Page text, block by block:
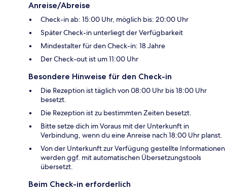
Anreise/Abreise
Check-in ab: 15:00 Uhr, möglich bis: 20:00 Uhr
Später Check-in unterliegt der Verfügbarkeit
Mindestalter für den Check-in: 18 Jahre
Der Check-out ist um 11:00 Uhr
Besondere Hinweise für den Check-in
Die Rezeption ist täglich von 08:00 Uhr bis 18:00 Uhr
besetzt.
Die Rezeption ist zu bestimmten Zeiten besetzt.
Bitte setze dich im Voraus mit der Unterkunft in
Verbindung, wenn du eine Anreise nach 18:00 Uhr planst.
Von der Unterkunft zur Verfügung gestellte Informationen
werden ggf. mit automatischen Übersetzungstools
übersetzt.
Beim Check-in erforderlich